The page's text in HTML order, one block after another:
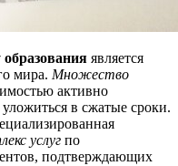
является
мира. Множество
активно
уложиться в сжатые сроки.
услуг по
подтверждающих